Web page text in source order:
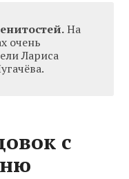
На
очень
Лариса
с